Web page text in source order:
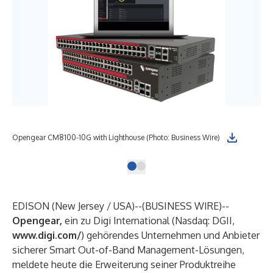
Opengear CM8100-10G with Lighthouse (Photo: Business Wire)
EDISON (New Jersey / USA)--(BUSINESS WIRE)--
Opengear, ein zu Digi International (Nasdaq: DGII,
www.digi.com/) gehörendes Unternehmen und Anbieter
sicherer Smart Out-of-Band Management-Lösungen,
meldete heute die Erweiterung seiner Produktreihe